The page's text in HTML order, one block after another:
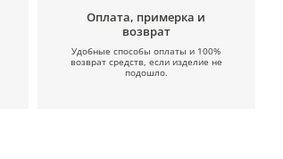
Оплата, примерка и
возврат
Удобные способы оплаты и 100%
возврат средств, если изделие не
подошло.